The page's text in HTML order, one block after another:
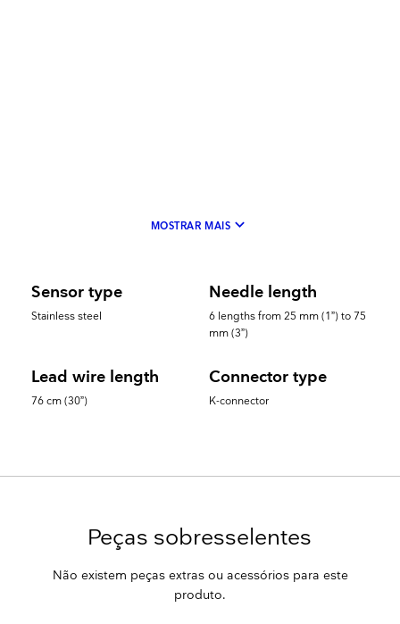
MOSTRAR MAIS keyboard_arrow_down
Sensor type
Stainless steel
Needle length
6 lengths from 25 mm (1”) to 75
mm (3”)
Lead wire length
76 cm (30”)
Connector type
K-connector
Peças sobresselentes
Não existem peças extras ou acessórios para este
produto.